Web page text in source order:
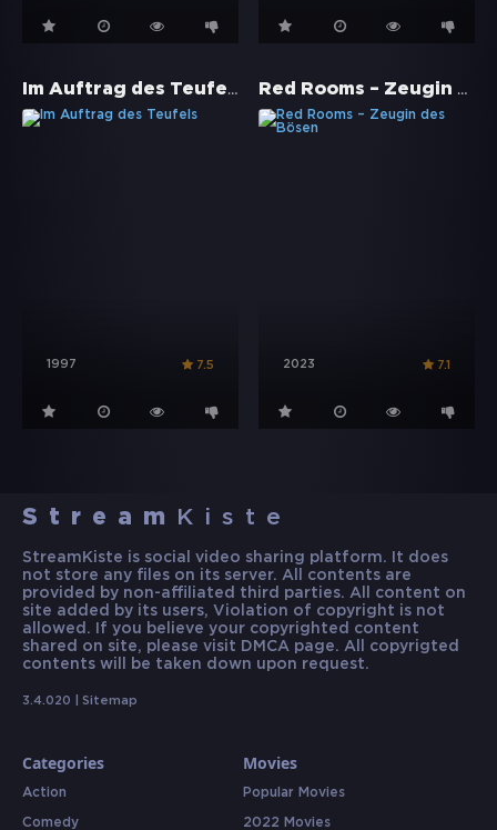
Im Auftrag des Teufels
1997 7.5
Red Rooms – Zeugin des Bösen
2023 7.1
Stream Kiste
StreamKiste is social video sharing platform. It does
not store any files on its server. All contents are
provided by non-affiliated third parties. All content on
site added by its users, Violation of copyright is not
allowed. If you believe your copyrighted content
shared on site, please visit DMCA page. All copyrigted
contents will be taken down upon request.
3.4.020 | Sitemap
Categories
Action
Comedy
Movies
Popular Movies
2022 Movies